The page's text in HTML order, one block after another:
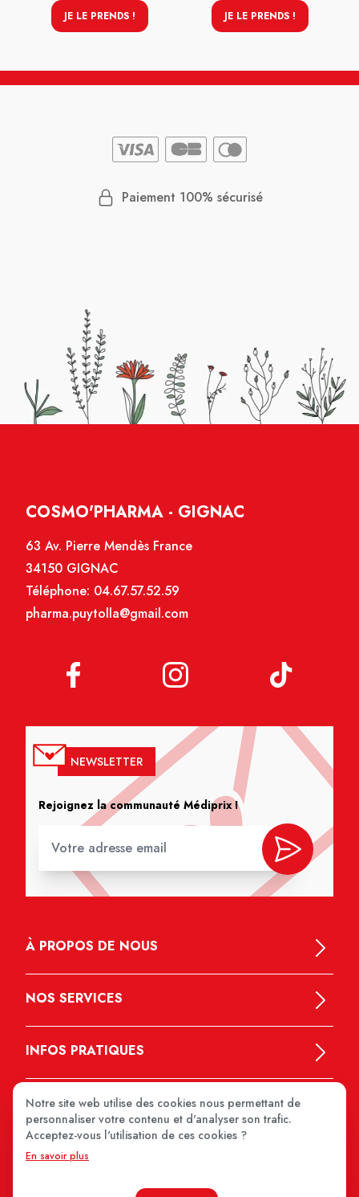
JE LE PRENDS ! JE LE PRENDS !
Paiement 100% sécurisé
COSMO'PHARMA - GIGNAC
63 Av. Pierre Mendès France
34150 GIGNAC
Téléphone: 04.67.57.52.59
pharma.puytolla@gmail.com
NEWSLETTER
Rejoignez la communauté Médiprix !
À PROPOS DE NOUS
NOS SERVICES
INFOS PRATIQUES
Notre site web utilise des cookies nous permettant de
personnaliser votre contenu et d'analyser son trafic.
Acceptez-vous l'utilisation de ces cookies ?
En savoir plus